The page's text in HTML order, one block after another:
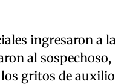
ingresaron a la
al sospechoso,
gritos de auxilio